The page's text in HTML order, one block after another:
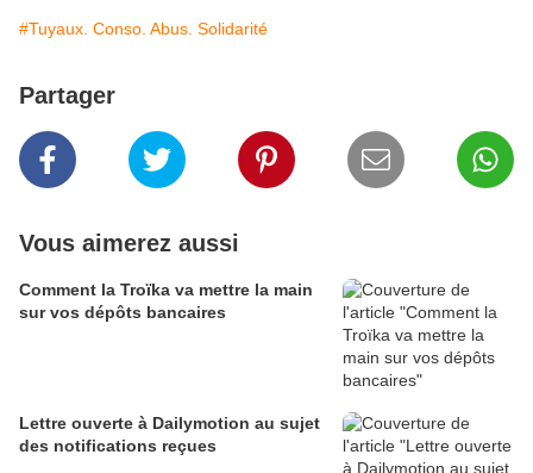
#Tuyaux. Conso. Abus. Solidarité
Partager
Vous aimerez aussi
Comment la Troïka va mettre la main
sur vos dépôts bancaires
Lettre ouverte à Dailymotion au sujet
des notifications reçues